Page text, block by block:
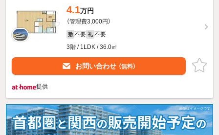
4.1万円
（管理費3,000円）
敷 不要 礼 不要
3階 / 1LDK / 36.0㎡
お問い合わせ （無料）
提供